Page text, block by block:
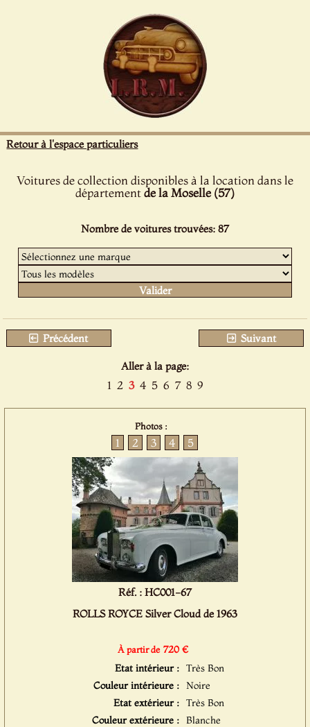
Retour à l'espace particuliers
Voitures de collection disponibles à la location dans le
départementde la Moselle (57)
Nombre de voitures trouvées: 87
Précédent Suivant
Aller à la page:
1 2 3 4 5 6 7 8 9
Photos :
1 2 3 4 5
Réf. : HC001-67
ROLLS ROYCE Silver Cloud de 1963
À partir de 720 €
Etat intérieur : Très Bon
Couleur intérieure : Noire
Etat extérieur : Très Bon
Couleur extérieure : Blanche